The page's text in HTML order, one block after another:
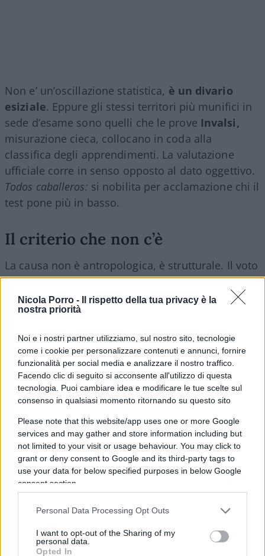
Nicola Porro -
Il rispetto della tua privacy è la
nostra priorità
Noi e i nostri partner utilizziamo, sul nostro sito, tecnologie
come i cookie per personalizzare contenuti e annunci, fornire
funzionalità per social media e analizzare il nostro traffico.
Facendo clic di seguito si acconsente all'utilizzo di questa
tecnologia. Puoi cambiare idea e modificare le tue scelte sul
consenso in qualsiasi momento ritornando su questo sito
Please note that this website/app uses one or more Google
services and may gather and store information including but
not limited to your visit or usage behaviour. You may click to
grant or deny consent to Google and its third-party tags to
use your data for below specified purposes in below Google
consent section.
Personal Data Processing Opt Outs
I want to opt-out of the Sharing of my
personal data.
Opted In
Non e’ un’oscillazione statistica, è un divario
esiziale. Eppure gli stessi territori più munifici in
sede d’esame sono quelli che le prove Invalsi,
misurazione cieca, collocano in coda alla
classifica degli apprendimenti. La valutazione
ufficiale corre in senso opposto al dato oggettivo.
Todos caballeros: si nobilita per acclamazione chi il
test pone più in basso.
Il criterio che non c’è
La causa non è antropologica, è strutturale. Il voto
di Maturità lo assegna una commissione in cui
pesano i docenti interni, quelli che hanno istruito i
candidati e che, di fatto, giudicano se stessi.
l’Invalsi fotografa, ma non entra nel voto. Il
risultato è un simulacro di valutazione,
autoreferenziale ed endogamico, in cui il metro
muta da provincia a provincia.La riforma
Valditara, sfoltendo le commissioni, ha
prodotto come primo effetto tangibile non più
rigore ma più lodi. Ed è qui che affiora il
fallimento sostanziale: quello dei criteri che
dovrebbero governare la formazione e il controllo
del corpo docente. Il docente si forma, insegna e
si giudica dentro circuiti locali chiusi, senza che
metri di valutazione tra un istituto e l’altro. Una